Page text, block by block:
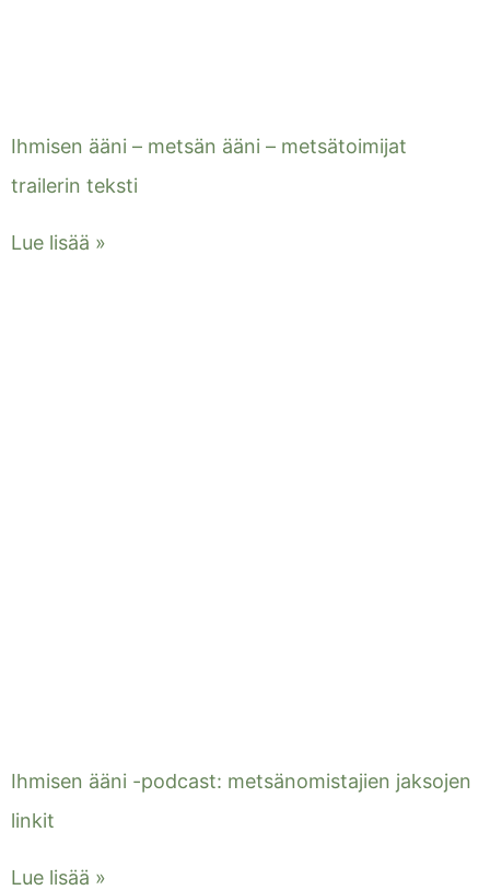
Ihmisen ääni – metsän ääni – metsätoimijat
trailerin teksti
Lue lisää »
Ihmisen ääni -podcast: metsänomistajien jaksojen
linkit
Lue lisää »